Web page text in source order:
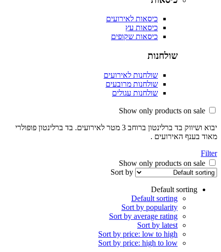
כיסאות לאירועים
כיסאות עץ
כיסאות שקופים
שולחנות
שולחנות לאירועים
שולחנות מרובעים
שולחנות עגולים
יבוא ושיווק בד ברלינטון ברוחב 3 מטר לאירועים. בד ברלינטון פופולרי
האירועים .
Sort by
Default sorting
Default sorting
Sort by popularity
Sort by average rating
Sort by latest
Sort by price: low to high
Sort by price: high to low